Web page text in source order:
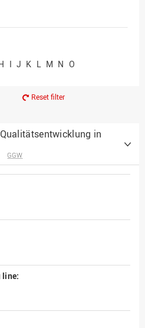
I J K L M N O
Reset filter
in
GGW